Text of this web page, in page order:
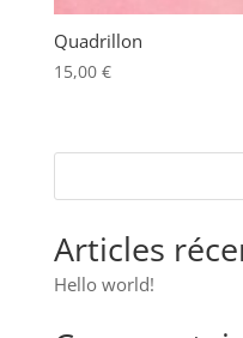
Quadrillon
15,00 €
Articles
Hello world!